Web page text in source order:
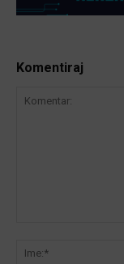
Komentiraj